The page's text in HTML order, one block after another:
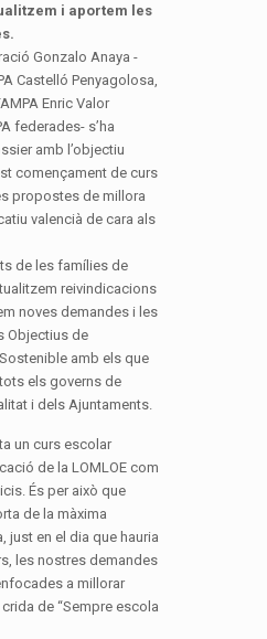
i aportem les
Gonzalo Anaya -
Castelló Penyagolosa,
Enric Valor
federades- s’ha
amb l’objectiu
començament de curs
propostes de millora
valencià de cara als
de les famílies de
reivindicacions
noves demandes i les
Objectius de
amb els que
els governs de
i dels Ajuntaments.
un curs escolar
de la LOMLOE com
És per això que
de la màxima
just en el dia que hauria
les nostres demandes
a millorar
de “Sempre escola